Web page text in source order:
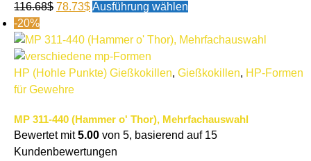
116.68$ 78.73$Ausführung wählen
-20%
HP (Hohle Punkte) Gießkokillen, Gießkokillen, HP-Formen
für Gewehre
MP 311-440 (Hammer o' Thor), Mehrfachauswahl
Bewertet mit5.00 von 5, basierend auf 15
Kundenbewertungen